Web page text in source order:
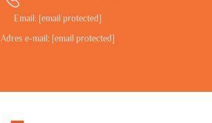
Email: [email protected]
Adres e-mail: [email protected]